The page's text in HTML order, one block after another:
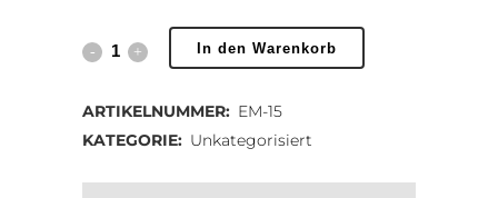
21malDREI
November
In den Warenkorb
ARTIKELNUMMER: EM-15
KATEGORIE: Unkategorisiert